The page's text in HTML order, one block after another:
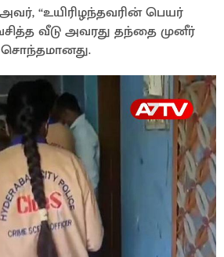
“உயிரிழந்தவரின் பெயர்
வீடு அவரது தந்தை முனீர்